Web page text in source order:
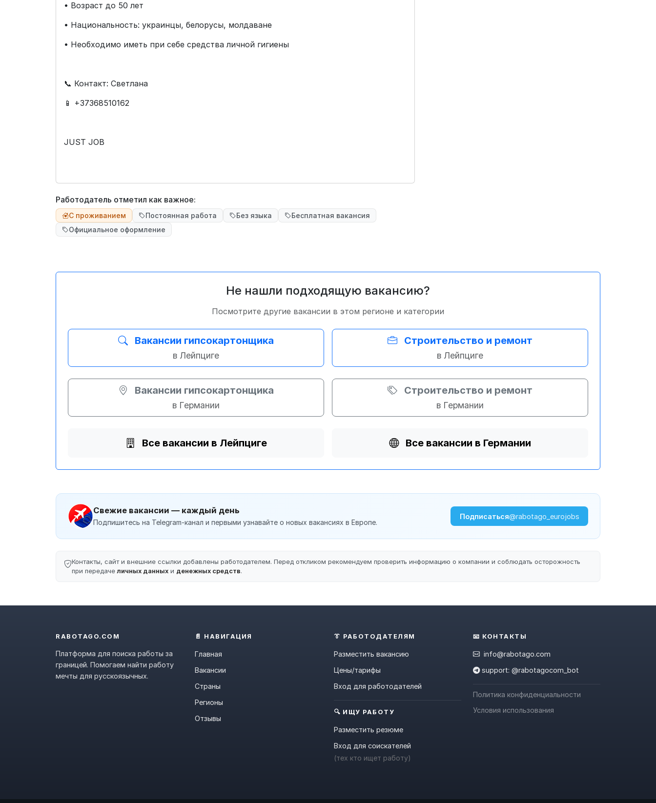
• Возраст до 50 лет
• Национальность: украинцы, белорусы, молдаване
• Необходимо иметь при себе средства личной гигиены
📞 Контакт: Светлана
📱 +37368510162
JUST JOB
Работодатель отметил как важное:
С проживанием Постоянная работа Без языка
Бесплатная вакансия
Официальное оформление
Не нашли подходящую вакансию?
Посмотрите другие вакансии в этом регионе и категории
Вакансии гипсокартонщика
в Лейпциге
Строительство и ремонт
в Лейпциге
Вакансии гипсокартонщика
в Германии
Строительство и ремонт
в Германии
Все вакансии в Лейпциге Все вакансии в Германии
Свежие вакансии — каждый день
Подпишитесь на Telegram-канал и первыми узнавайте о новых вакансиях в Европе.
Подписаться@rabotago_eurojobs
Контакты, сайт и внешние ссылки добавлены работодателем. Перед откликом рекомендуем проверить информацию о компании и соблюдать осторожность
при передачеличных данных и денежных средств.
RABOTAGO.COM
Платформа для поиска работы за
границей. Помогаем найти работу
мечты для русскоязычных.
📄 НАВИГАЦИЯ
Главная
Вакансии
Страны
Регионы
Отзывы
👔 РАБОТОДАТЕЛЯМ
Разместить вакансию
Цены/тарифы
Вход для работодателей
🔍 ИЩУ РАБОТУ
Разместить резюме
Вход для соискателей
(тех кто ищет работу)
📧 КОНТАКТЫ
info@rabotago.com
support: @rabotagocom_bot
Политика конфиденциальности
Условия использования